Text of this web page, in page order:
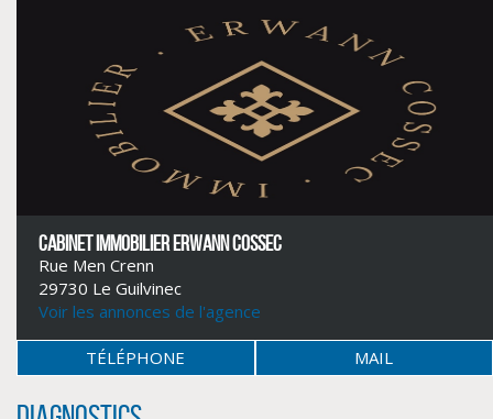
CABINET IMMOBILIER ERWANN COSSEC
Rue Men Crenn
29730 Le Guilvinec
Voir les annonces de l'agence
TÉLÉPHONE MAIL